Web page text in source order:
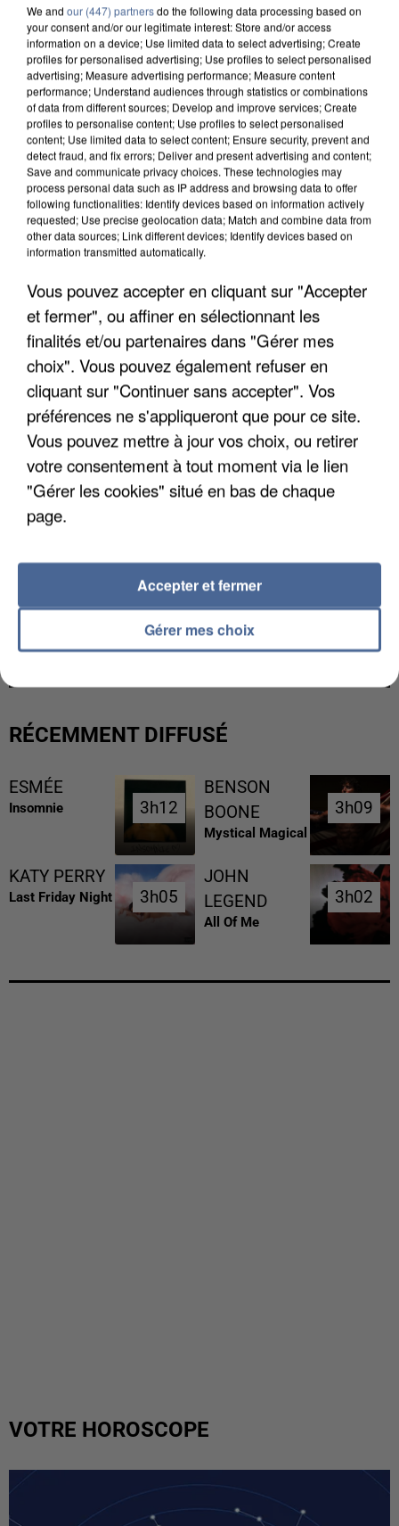
DE FAUNE SAUVAGE SONT...
L’UN DES FONDATEURS SUPPOSÉS DE LA DZ
MAFIA INTERPELLÉ EN ALGÉRIE
RÉCEMMENT DIFFUSÉ
ESMÉE
Insomnie 3h12
3h12
BENSON
BOONE
Mystical Magical
3h09
3h09
KATY PERRY
Last Friday Night 3h05
3h05
JOHN
LEGEND
All Of Me
3h02
3h02
VOTRE HOROSCOPE
We and our (447) partnersdo the following data processing based on
your consent and/or our legitimate interest: Store and/or access
information on a device; Use limited data to select advertising; Create
profiles for personalised advertising; Use profiles to select personalised
advertising; Measure advertising performance; Measure content
performance; Understand audiences through statistics or combinations
of data from different sources; Develop and improve services; Create
profiles to personalise content; Use profiles to select personalised
content; Use limited data to select content; Ensure security, prevent and
detect fraud, and fix errors; Deliver and present advertising and content;
Save and communicate privacy choices. These technologies may
process personal data such as IP address and browsing data to offer
following functionalities: Identify devices based on information actively
requested; Use precise geolocation data; Match and combine data from
other data sources; Link different devices; Identify devices based on
information transmitted automatically.
Vous pouvez accepter en cliquant sur "Accepter
et fermer", ou affiner en sélectionnant les
finalités et/ou partenaires dans "Gérer mes
choix". Vous pouvez également refuser en
cliquant sur "Continuer sans accepter". Vos
préférences ne s'appliqueront que pour ce site.
Vous pouvez mettre à jour vos choix, ou retirer
votre consentement à tout moment via le lien
"Gérer les cookies" situé en bas de chaque
page.
Gérer mes choix
Accepter et fermer